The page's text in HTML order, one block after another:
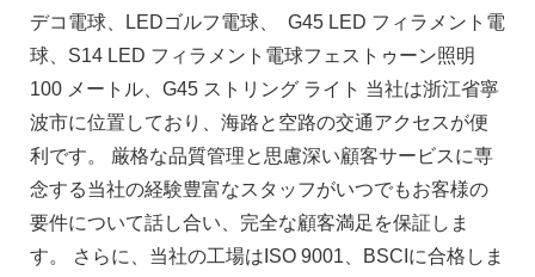
デコ電球、LEDゴルフ電球、 G45 LED フィラメント電
球、S14 LED フィラメント電球フェストゥーン照明
100 メートル、G45 ストリング ライト 当社は浙江省寧
波市に位置しており、海路と空路の交通アクセスが便
利です。 厳格な品質管理と思慮深い顧客サービスに専
念する当社の経験豊富なスタッフがいつでもお客様の
要件について話し合い、完全な顧客満足を保証しま
す。 さらに、当社の工場はISO 9001、BSCIに合格しま